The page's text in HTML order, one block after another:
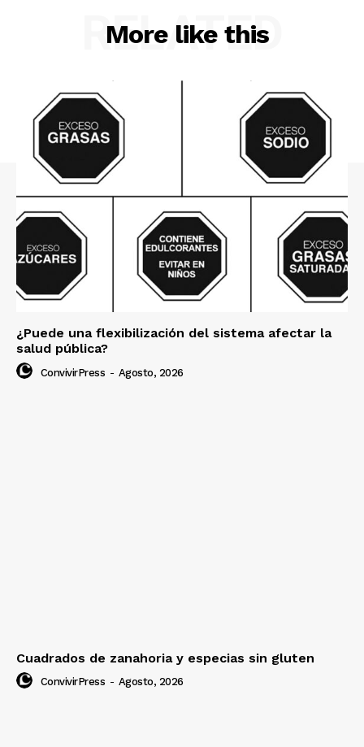
More like this
RELATED
¿Puede una flexibilización del sistema afectar la
salud pública?
ConvivirPress - Agosto, 2026
Cuadrados de zanahoria y especias sin gluten
ConvivirPress - Agosto, 2026